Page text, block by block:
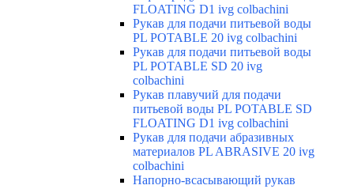
FLOATING D1 ivg colbachini
Рукав для подачи питьевой воды
PL POTABLE 20 ivg colbachini
Рукав для подачи питьевой воды
PL POTABLE SD 20 ivg
colbachini
Рукав плавучий для подачи
питьевой воды PL POTABLE SD
FLOATING D1 ivg colbachini
Рукав для подачи абразивных
материалов PL ABRASIVE 20 ivg
colbachini
Напорно-всасывающий рукав